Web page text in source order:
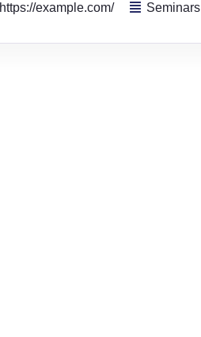
https://example.com/ Seminars